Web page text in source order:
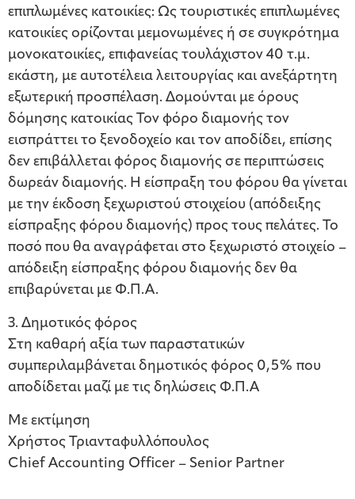
επιπλωμένες κατοικίες: Ως τουριστικές επιπλωμένες
κατοικίες ορίζονται μεμονωμένες ή σε συγκρότημα
μονοκατοικίες, επιφανείας τουλάχιστον 40 τ.μ.
εκάστη, με αυτοτέλεια λειτουργίας και ανεξάρτητη
εξωτερική προσπέλαση. Δομούνται με όρους
δόμησης κατοικίας Τον φόρο διαμονής τον
εισπράττει το ξενοδοχείο και τον αποδίδει, επίσης
δεν επιβάλλεται φόρος διαμονής σε περιπτώσεις
δωρεάν διαμονής. Η είσπραξη του φόρου θα γίνεται
με την έκδοση ξεχωριστού στοιχείου (απόδειξης
είσπραξης φόρου διαμονής) προς τους πελάτες. Το
ποσό που θα αναγράφεται στο ξεχωριστό στοιχείο –
απόδειξη είσπραξης φόρου διαμονής δεν θα
επιβαρύνεται με Φ.Π.Α.
3. Δημοτικός φόρος
Στη καθαρή αξία των παραστατικών
συμπεριλαμβάνεται δημοτικός φόρος 0,5% που
αποδίδεται μαζί με τις δηλώσεις Φ.Π.Α
Με εκτίμηση
Χρήστος Τριανταφυλλόπουλος
Chief Accounting Officer – Senior Partner